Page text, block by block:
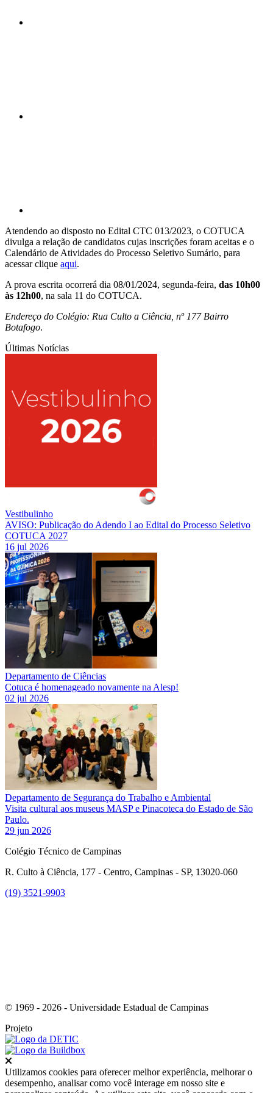
Atendendo ao disposto no Edital CTC 013/2023, o COTUCA
divulga a relação de candidatos cujas inscrições foram aceitas e o
Calendário de Atividades do Processo Seletivo Sumário, para
acessar clique aqui.
A prova escrita ocorrerá dia 08/01/2024, segunda-feira, das 10h00
às 12h00, na sala 11 do COTUCA.
Endereço do Colégio: Rua Culto a Ciência, nº 177 Bairro
Botafogo.
Últimas Notícias
Vestibulinho
AVISO: Publicação do Adendo I ao Edital do Processo Seletivo
COTUCA 2027
16 jul 2026
Departamento de Ciências
Cotuca é homenageado novamente na Alesp!
02 jul 2026
Departamento de Segurança do Trabalho e Ambiental
Visita cultural aos museus MASP e Pinacoteca do Estado de São
Paulo.
29 jun 2026
Colégio Técnico de Campinas
R. Culto à Ciência, 177 - Centro, Campinas - SP, 13020-060
(19) 3521-9903
© 1969 - 2026 - Universidade Estadual de Campinas
Projeto
Utilizamos cookies para oferecer melhor experiência, melhorar o
desempenho, analisar como você interage em nosso site e